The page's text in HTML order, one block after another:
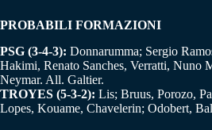
PROBABILI FORMAZIONI
PSG (3-4-3): Donnarumma; Sergio
Hakimi, Renato Sanches, Verratti, Nuno
Neymar. All. Galtier.
TROYES (5-3-2): Lis; Bruus, Porozo,
Lopes, Kouame, Chavelerin; Odobert,